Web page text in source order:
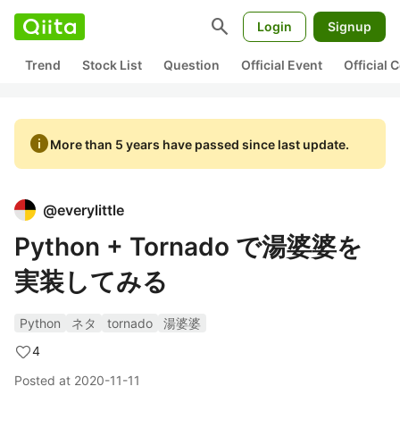
search Login Signup
Trend Stock List Question Official Event Official
infoMore than 5 years have passed since last update.
@everylittle
Python + Tornado で湯婆婆を
実装してみる
Python ネタ tornado
湯婆婆
4
Posted at 2020-11-11